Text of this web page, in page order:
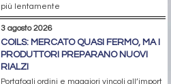
più lentamente
3 agosto 2026
COILS: MERCATO QUASI FERMO, MA I
PRODUTTORI PREPARANO NUOVI
RIALZI
Portafogli ordini e maggiori vincoli all’import